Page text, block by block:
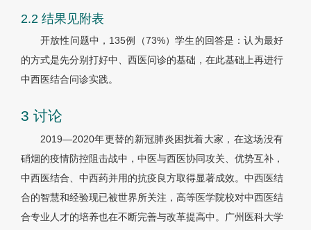
2.2 结果见附表
开放性问题中，135例（73%）学生的回答是：认为最好
的方式是先分别打好中、西医问诊的基础，在此基础上再进行
中西医结合问诊实践。
3 讨论
2019—2020年更替的新冠肺炎困扰着大家，在这场没有
硝烟的疫情防控阻击战中，中医与西医协同攻关、优势互补，
中西医结合、中西药并用的抗疫良方取得显著成效。中西医结
合的智慧和经验现已被世界所关注，高等医学院校对中西医结
合专业人才的培养也在不断完善与改革提高中。广州医科大学